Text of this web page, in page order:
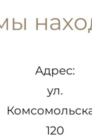
Адрес:
ул.
120